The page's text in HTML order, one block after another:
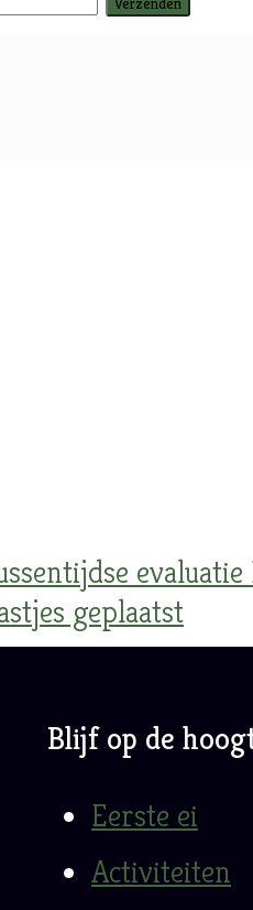
Verzenden
geplaatst
Blijf op de
Eerste ei
Activiteiten